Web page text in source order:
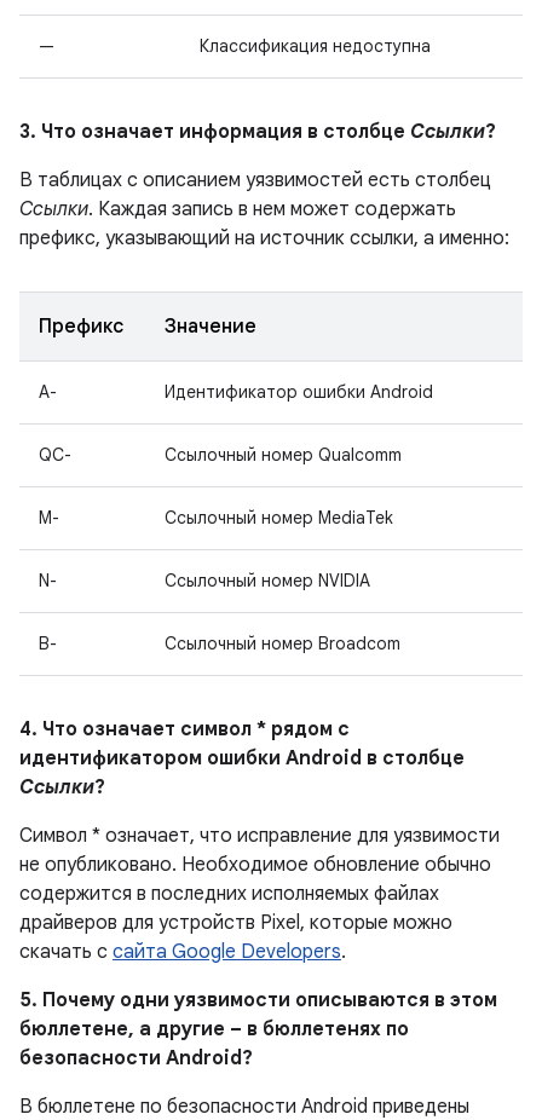
— Классификация недоступна
3. Что означает информация в столбце Ссылки?
В таблицах с описанием уязвимостей есть столбец
Ссылки. Каждая запись в нем может содержать
префикс, указывающий на источник ссылки, а именно:
Префикс Значение
A- Идентификатор ошибки Android
QC- Ссылочный номер Qualcomm
M- Ссылочный номер MediaTek
N- Ссылочный номер NVIDIA
B- Ссылочный номер Broadcom
4. Что означает символ * рядом с
идентификатором ошибки Android в столбце
Ссылки?
Символ * означает, что исправление для уязвимости
не опубликовано. Необходимое обновление обычно
содержится в последних исполняемых файлах
драйверов для устройств Pixel, которые можно
скачать с сайта Google Developers.
5. Почему одни уязвимости описываются в этом
бюллетене, а другие – в бюллетенях по
безопасности Android?
В бюллетене по безопасности Android приведены